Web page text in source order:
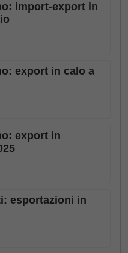
import-export in
export in calo a
export in
esportazioni in